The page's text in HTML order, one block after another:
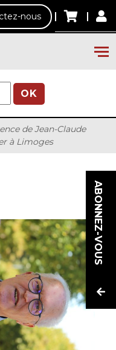
nous
OK
de Jean-Claude
à Limoges
ABONNEZ-VOUS